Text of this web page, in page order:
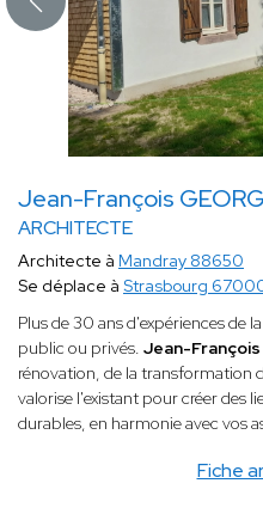
Jean-François
ARCHITECTE
Fiche
Architecte à Mandray 88650
Se déplace à Strasbourg
Plus de 30 ans d'expériences de
public ou privés. Jean-François
rénovation, de la transformation
valorise l'existant pour créer des
durables, en harmonie avec vos